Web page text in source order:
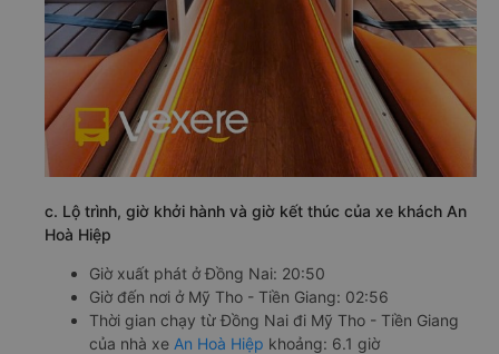
c. Lộ trình, giờ khởi hành và giờ kết thúc của xe khách An
Hoà Hiệp
Giờ xuất phát ở Đồng Nai: 20:50
Giờ đến nơi ở Mỹ Tho - Tiền Giang: 02:56
Thời gian chạy từ Đồng Nai đi Mỹ Tho - Tiền Giang
của nhà xe An Hoà Hiệp khoảng: 6.1 giờ